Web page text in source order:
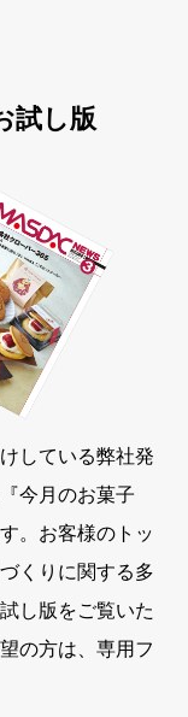
試し版
している弊社発
今月のお菓子
。お客様のトッ
くりに関する多
し版をご覧いた
の方は、専用フ